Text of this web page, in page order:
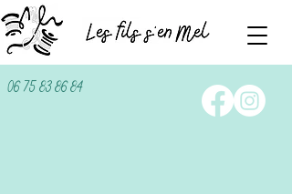
06 75 83 86 84